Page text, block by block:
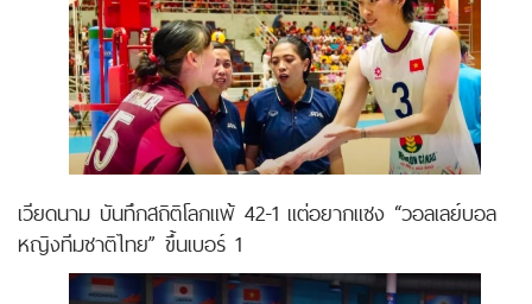
เวียดนาม บันทึกสถิติโลกแพ้ 42-1 แต่อยากแซง “วอลเลย์บอล
หญิงทีมชาติไทย” ขึ้นเบอร์ 1